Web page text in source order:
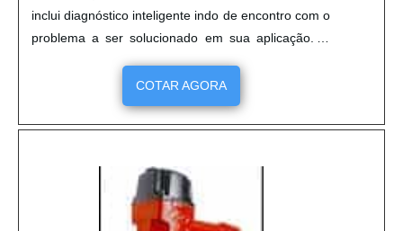
inclui diagnóstico inteligente indo de encontro com o
problema a ser solucionado em sua aplicação. O
funcionamento acontece a partir de uma série de
ações elétricas em forma de corrente que quando
posicionados para a válvula de controle, direcionam
de forma correta, seja para abertura ou para
COTAR AGORA